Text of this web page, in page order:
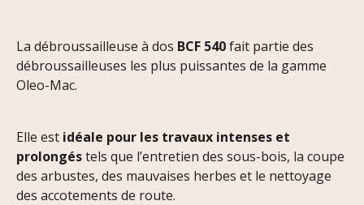
La débroussailleuse à dos BCF 540fait partie des
débroussailleuses les plus puissantes de la gamme
Oleo-Mac.
Elle est idéale pour les travaux intenses et
prolongéstels que l’entretien des sous-bois, la coupe
des arbustes, des mauvaises herbes et le nettoyage
des accotements de route.